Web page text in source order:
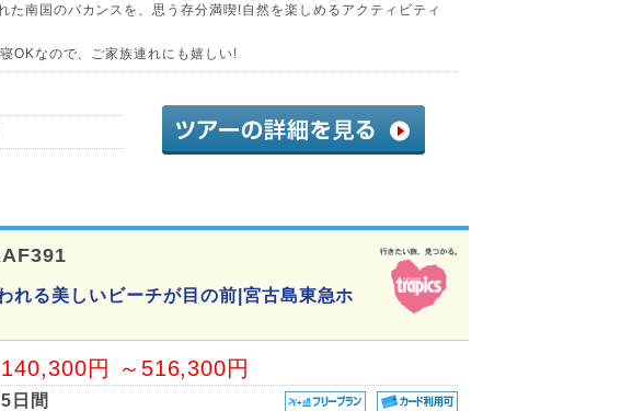
た南国のバカンスを、思う存分満喫!自然を楽しめるアクティビティ
OKなので、ご家族連れにも嬉しい!
れる美しいビーチが目の前|宮古島東急ホ
140,300円 ～516,300円
5日間